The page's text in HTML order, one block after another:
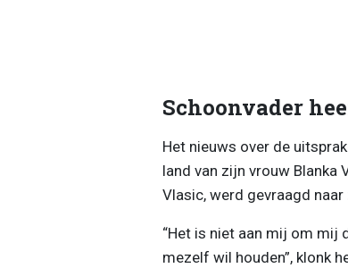
Schoonvader
Het nieuws over de
land van zijn vrouw Blanka
Vlasic, werd gevraagd
“Het is niet aan mij om mij
mezelf wil houden”, klonk